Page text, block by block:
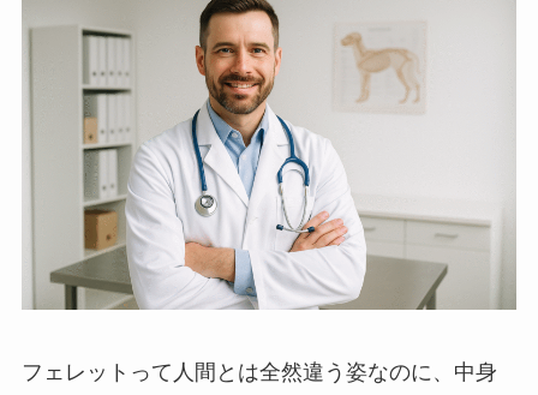
フェレットって人間とは全然違う姿なのに、中身